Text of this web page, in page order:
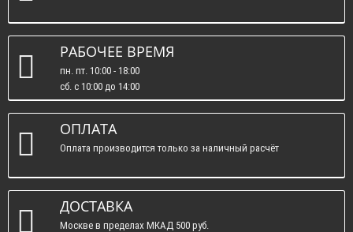
РАБОЧЕЕ ВРЕМЯ
пн. пт. 10:00 - 18:00
сб. c 10:00 до 14:00
вс. : выходные.
ОПЛАТА
Оплата производится только за наличный расчёт
ДОСТАВКА
Москве в пределах МКАД 500 руб.